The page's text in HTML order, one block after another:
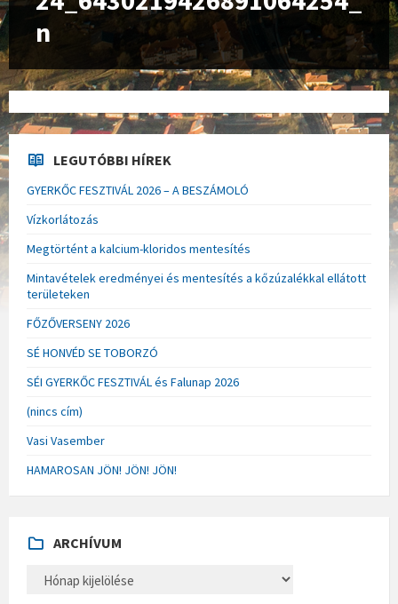
n
LEGUTÓBBI HÍREK
GYERKŐC FESZTIVÁL 2026 – A BESZÁMOLÓ
Vízkorlátozás
Megtörtént a kalcium-kloridos mentesítés
Mintavételek eredményei és mentesítés a kőzúzalékkal ellátott
területeken
FŐZŐVERSENY 2026
SÉ HONVÉD SE TOBORZÓ
SÉI GYERKŐC FESZTIVÁL és Falunap 2026
(nincs cím)
Vasi Vasember
HAMAROSAN JÖN! JÖN! JÖN!
ARCHÍVUM